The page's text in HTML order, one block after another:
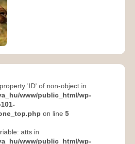
'ID' of non-object in
www/public_html/wp-
on line 5
atts in
www/public_html/wp-